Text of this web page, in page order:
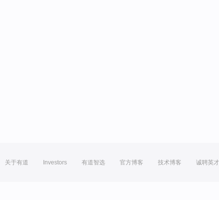
关于有道 Investors 有道智选 官方博客 技术博客 诚聘英才